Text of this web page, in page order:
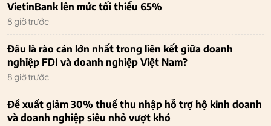
VietinBank lên mức tối thiểu 65%
8 giờ trước
Đâu là rào cản lớn nhất trong liên kết giữa doanh
nghiệp FDI và doanh nghiệp Việt Nam?
8 giờ trước
Đề xuất giảm 30% thuế thu nhập hỗ trợ hộ kinh doanh
và doanh nghiệp siêu nhỏ vượt khó